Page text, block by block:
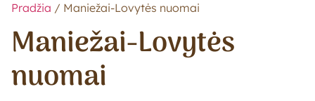
Pradžia / Maniežai-Lovytės nuomai
Maniežai-Lovytės
nuomai